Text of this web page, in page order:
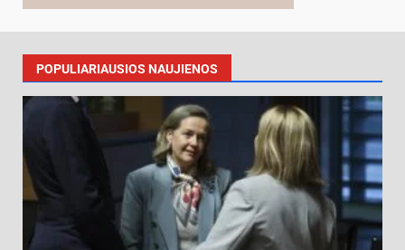
POPULIARIAUSIOS NAUJIENOS